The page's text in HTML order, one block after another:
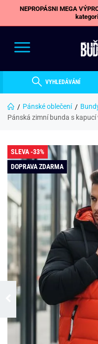
NEPROPÁSNI MEGA
VYHLEDÁVÁNÍ
Pánské oblečení
Pánská zimní bunda s
SLEVA -33%
DOPRAVA ZDARMA